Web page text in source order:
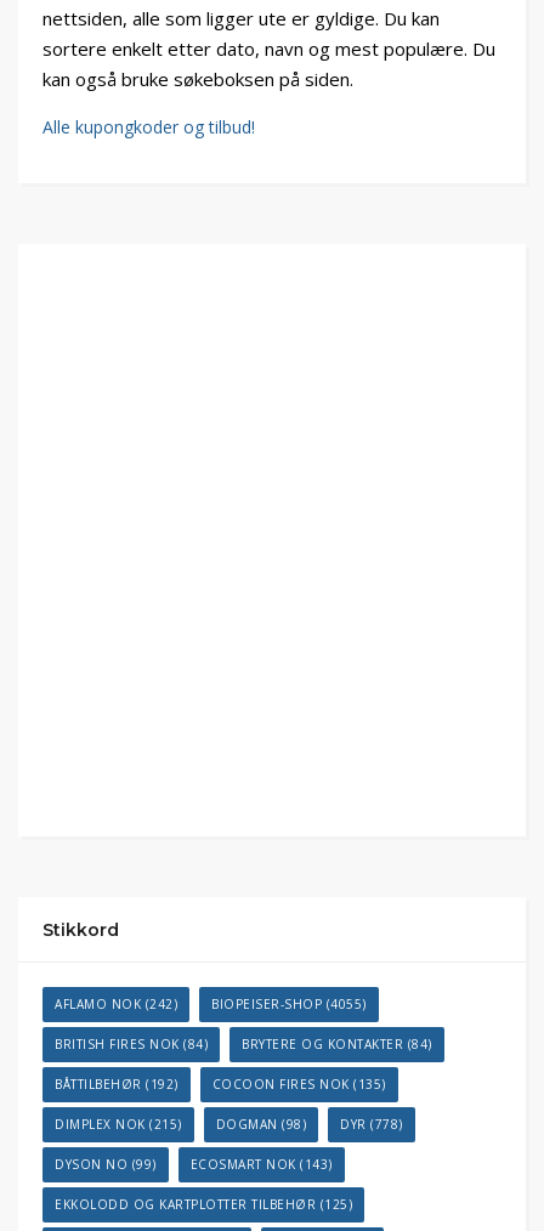
nettsiden, alle som ligger ute er gyldige. Du kan
sortere enkelt etter dato, navn og mest populære. Du
kan også bruke søkeboksen på siden.
Alle kupongkoder og tilbud!
Stikkord
AFLAMO NOK (242) BIOPEISER-SHOP (4055)
BRITISH FIRES NOK (84) BRYTERE OG KONTAKTER (84)
BÅTTILBEHØR (192) COCOON FIRES NOK (135)
DIMPLEX NOK (215) DOGMAN (98) DYR (778)
DYSON NO (99) ECOSMART NOK (143)
EKKOLODD OG KARTPLOTTER TILBEHØR (125)